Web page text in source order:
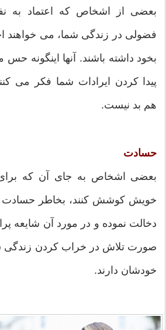
بعضی از اشخاص که اعتماد به
فضولی در زندگی شما، می
بخود داشته باشند. آنها اینگونه حس
پیدا کردن ایرادات شما فکر می
هم بد نیست.
حسادت
بعضی اشخاص به جای آن که
خویش کوشش کنند، بخاطر حسادت
دخالت نموده و در مورد آن شایعه
صورت تلاش در خراب کردن زندگی
خودشان دارند.